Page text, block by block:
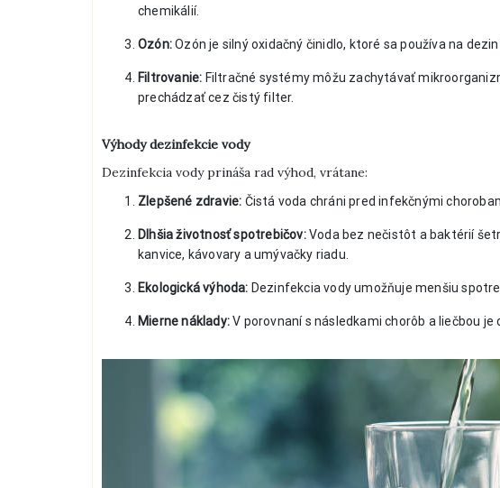
chemikálií.
Ozón:Ozón je silný oxidačný činidlo, ktoré sa používa na
Filtrovanie: Filtračné systémy môžu zachytávať
prechádzať cez čistý filter.
Výhody dezinfekcie vody
Dezinfekcia vody prináša rad výhod, vrátane:
Zlepšené zdravie: Čistá voda chráni pred infekčnými
Dlhšia životnosť spotrebičov:Voda bez nečistôt a baktérií
kanvice, kávovary a umývačky riadu.
Ekologická výhoda: Dezinfekcia vody umožňuje menšiu
Mierne náklady:V porovnaní s následkami chorôb a liečbou